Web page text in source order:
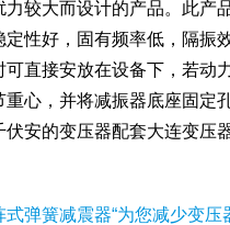
力较大而设计的产品。此产
定性好，固有频率低，隔振
可直接安放在设备下，若动
重心，并将减振器底座固定
伏安的变压器配套大连变压
式弹簧减震器“为您减少变压